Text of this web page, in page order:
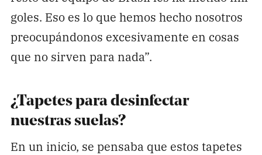
goles. Eso es lo que hemos hecho nosotros
preocupándonos excesivamente en cosas
que no sirven para nada”.
¿Tapetes para desinfectar
nuestras suelas?
En un inicio, se pensaba que estos tapetes